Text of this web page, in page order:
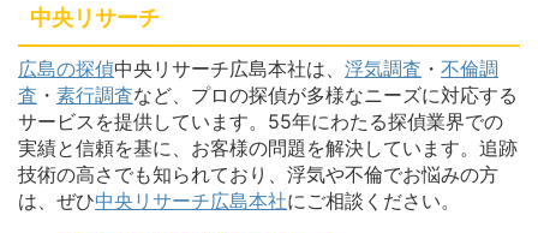
中央リサーチ
広島の探偵中央リサーチ広島本社は、 浮気調査 ・ 不倫調
査 ・ 素行調査など、プロの探偵が多様なニーズに対応する
サービスを提供しています。55年にわたる探偵業界での
実績と信頼を基に、お客様の問題を解決しています。追跡
技術の高さでも知られており、浮気や不倫でお悩みの方
は、ぜひ中央リサーチ広島本社にご相談ください。